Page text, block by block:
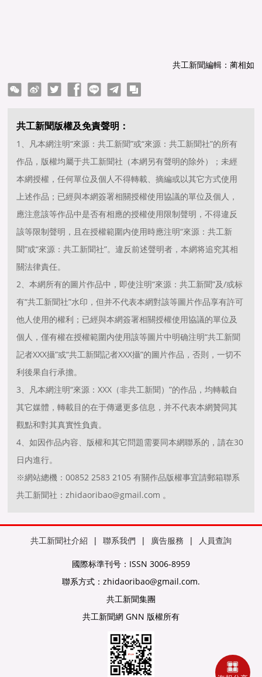
共工新聞編輯：蔺相如
linetelegram copy
共工新聞版權及免責聲明：
1、凡本網注明“來源：共工新聞”或“來源：共工新聞社”的所有
作品，版權均屬于共工新聞社（本網另有聲明的除外）；未經
本網授權，任何單位及個人不得轉載、摘編或以其它方式使用
上述作品；已經與本網簽署相關授權使用協議的單位及個人，
應注意該等作品中是否有相應的授權使用限制聲明，不得違反
該等限制聲明，且在授權範圍内使用時應注明“來源：共工新
聞”或“來源：共工新聞社”。違反前述聲明者，本網将追究其相
關法律責任。
2、本網所有的圖片作品中，即使注明“來源：共工新聞”及/或标
有“共工新聞社”水印，但并不代表本網對該等圖片作品享有許可
他人使用的權利；已經與本網簽署相關授權使用協議的單位及
個人，僅有權在授權範圍内使用該等圖片中明确注明“共工新聞
記者XXX攝”或“共工新聞記者XXX攝”的圖片作品，否則，一切不
利後果自行承擔。
3、凡本網注明“來源：XXX（非共工新聞）”的作品，均轉載自
其它媒體，轉載目的在于傳遞更多信息，并不代表本網贊同其
觀點和對其真實性負責。
4、如因作品内容、版權和其它問題需要同本網聯系的，請在30
日内進行。
※網站總機：00852 2583 2105 有關作品版權事宜請郵箱聯系
共工新聞社：zhidaoribao@gmail.com 。
共工新聞社介紹 | 聯系我們 | 廣告服務 | 人員查詢
國際标準刊号：ISSN 3006-8959
聯系方式：zhidaoribao@gmail.com.
共工新聞集團
共工新聞網 GNN 版權所有